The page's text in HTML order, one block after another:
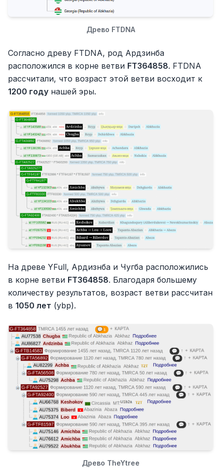
Древо FTDNA
Согласно древу FTDNA, род Ардзинба
расположился в корне ветви FT364858. FTDNA
рассчитали, что возраст этой ветви восходит к
1200 году нашей эры.
На древе YFull, Ардизнба и Чугба расположились
в корне ветви FT364858. Благодаря большему
количеству результатов, возраст ветви рассчитан
в 1050 лет (ybp).
Древо TheYtree